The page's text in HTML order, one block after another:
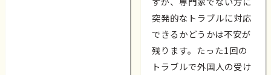
突発的なトラブルに対応
できるかどうかは不安が
残ります。たった1回の
トラブルで外国人の受け